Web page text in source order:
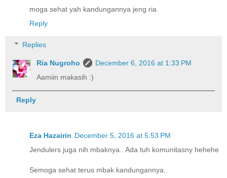
moga sehat yah kandungannya jeng ria
Reply
Replies
Ria Nugroho
December 6, 2016 at 1:33 PM
Aamiin makasih :)
Reply
Eza Hazairin December 5, 2016 at 5:53 PM
Jendulers juga nih mbaknya.. Ada tuh komunitasny hehehe
Semoga sehat terus mbak kandungannya..